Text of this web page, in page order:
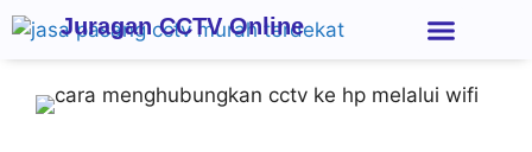
Juragan CCTV Online